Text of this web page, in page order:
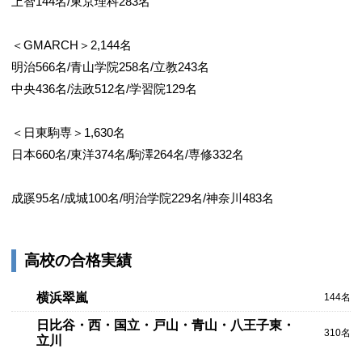
＜GMARCH＞2,144名
明治566名/青山学院258名/立教243名
中央436名/法政512名/学習院129名
＜日東駒専＞1,630名
日本660名/東洋374名/駒澤264名/専修332名
成蹊95名/成城100名/明治学院229名/神奈川483名
高校の合格実績
横浜翠嵐 144名
日比谷・西・国立・戸山・青山・八王子東・
立川
310名